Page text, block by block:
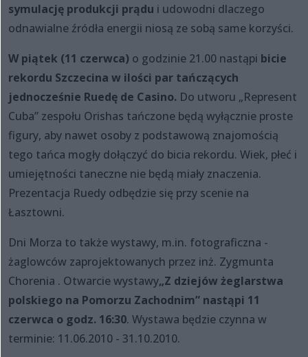
symulację produkcji prądu i udowodni dlaczego
odnawialne źródła energii niosą ze sobą same korzyści.
W piątek (11 czerwca) o godzinie 21.00 nastąpi bicie
rekordu Szczecina w ilości par tańczących
jednocześnie Ruedę de Casino. Do utworu „Represent
Cuba” zespołu Orishas tańczone będą wyłącznie proste
figury, aby nawet osoby z podstawową znajomością
tego tańca mogły dołączyć do bicia rekordu. Wiek, płeć i
umiejętności taneczne nie będą miały znaczenia.
Prezentacja Ruedy odbędzie się przy scenie na
Łasztowni.
Dni Morza to także wystawy, m.in. fotograficzna -
żaglowców zaprojektowanych przez inż. Zygmunta
Chorenia . Otwarcie wystawy„Z dziejów żeglarstwa
polskiego na Pomorzu Zachodnim” nastąpi 11
czerwca o godz. 16:30. Wystawa będzie czynna w
terminie: 11.06.2010 - 31.10.2010.